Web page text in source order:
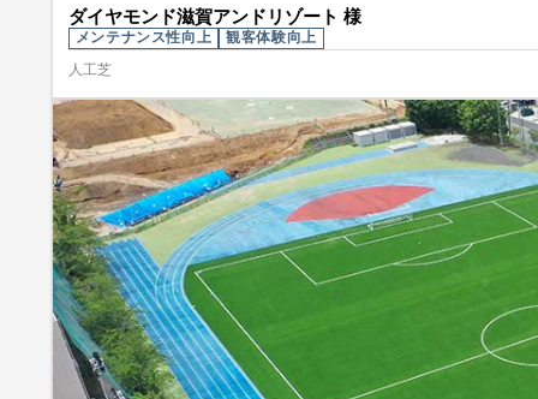
ダイヤモンド滋賀アンドリゾート 様
メンテナンス性向上
観客体験向上
人工芝